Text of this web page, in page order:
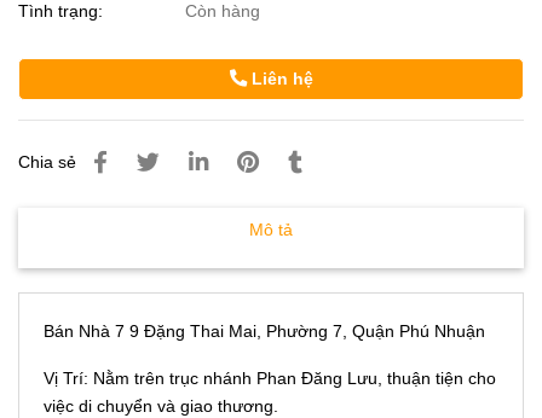
Tình trạng: Còn hàng
Liên hệ
Chia sẻ
Mô tả
Bán Nhà 7 9 Đặng Thai Mai, Phường 7, Quận Phú Nhuận
Vị Trí: Nằm trên trục nhánh Phan Đăng Lưu, thuận tiện cho
việc di chuyển và giao thương.